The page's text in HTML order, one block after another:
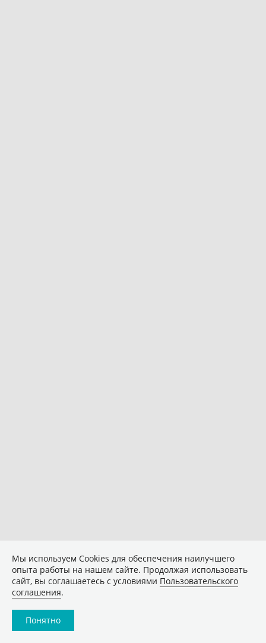
Мы используем Сookies для обеспечения наилучшего
опыта работы на нашем сайте. Продолжая использовать
сайт, вы соглашаетесь с условиями Пользовательского
соглашения.
Понятно